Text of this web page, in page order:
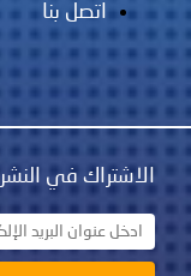
اتصل بنا
الاشتراك في